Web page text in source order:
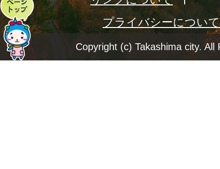
ー
ジ
プライバシーについて
Copyright (c) Takashima city. All